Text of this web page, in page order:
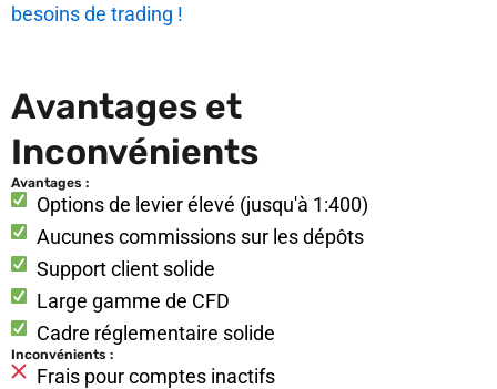
besoins de trading !
Avantages et
Inconvénients
Avantages :
Options de levier élevé (jusqu'à 1:400)
Aucunes commissions sur les dépôts
Support client solide
Large gamme de CFD
Cadre réglementaire solide
Inconvénients :
Frais pour comptes inactifs